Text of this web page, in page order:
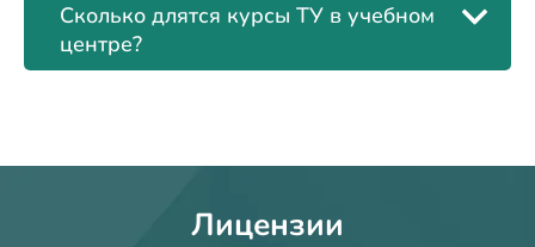
Сколько длятся курсы ТУ в учебном
центре?
Лицензии